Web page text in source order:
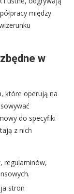
między
w
które operują na
do specyfiki
z nich
regulaminów,
stron